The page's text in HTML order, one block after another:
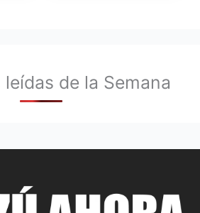
de la Semana